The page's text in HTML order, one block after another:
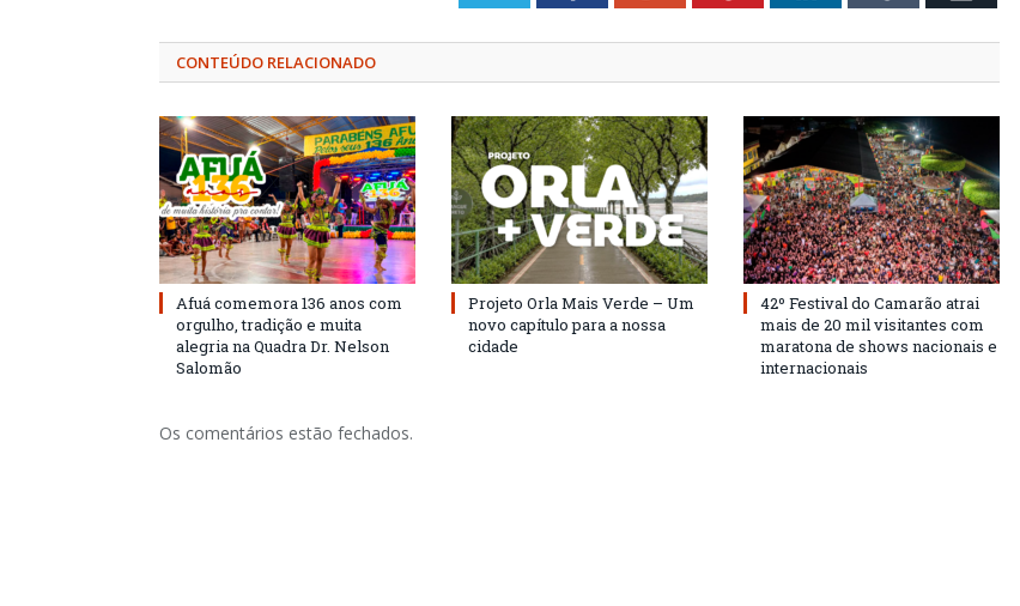
CONTEÚDO RELACIONADO
Afuá comemora 136 anos com
orgulho, tradição e muita
alegria na Quadra Dr. Nelson
Salomão
Projeto Orla Mais Verde – Um
novo capítulo para a nossa
cidade
42º Festival do Camarão atrai
mais de 20 mil visitantes com
maratona de shows nacionais e
internacionais
Os comentários estão fechados.